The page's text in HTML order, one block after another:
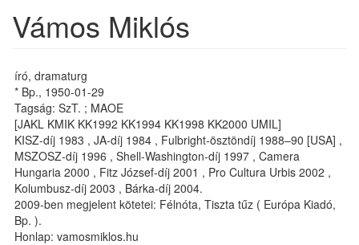
Vámos Miklós
író, dramaturg
* Bp., 1950-01-29
Tagság: SzT. ; MAOE
[JAKL KMIK KK1992 KK1994 KK1998 KK2000 UMIL]
KISZ-díj 1983 , JA-díj 1984 , Fulbright-ösztöndíj 1988–90 [USA] ,
MSZOSZ-díj 1996 , Shell-Washington-díj 1997 , Camera
Hungaria 2000 , Fitz József-díj 2001 , Pro Cultura Urbis 2002 ,
Kolumbusz-díj 2003 , Bárka-díj 2004.
2009-ben megjelent kötetei: Félnóta, Tiszta tűz ( Európa Kiadó,
Bp. ).
Honlap: vamosmiklos.hu